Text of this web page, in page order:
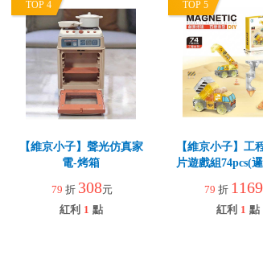
TOP 4
【維京小子】聲光仿真家
電-烤箱
79 折 308元
紅利 1 點
TOP 5
【維京小子】工
片遊戲組74pcs(
79 折 1169
紅利 1 點